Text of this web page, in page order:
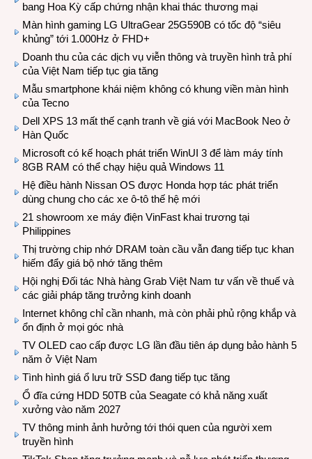
bang Hoa Kỳ cấp chứng nhận khai thác thương mại
Màn hình gaming LG UltraGear 25G590B có tốc độ “siêu
khủng” tới 1.000Hz ở FHD+
Doanh thu của các dịch vụ viễn thông và truyền hình trả phí
của Việt Nam tiếp tục gia tăng
Mẫu smartphone khái niệm không có khung viền màn hình
của Tecno
Dell XPS 13 mất thế cạnh tranh về giá với MacBook Neo ở
Hàn Quốc
Microsoft có kế hoạch phát triển WinUI 3 để làm máy tính
8GB RAM có thể chạy hiệu quả Windows 11
Hệ điều hành Nissan OS được Honda hợp tác phát triển
dùng chung cho các xe ô-tô thế hệ mới
21 showroom xe máy điện VinFast khai trương tại
Philippines
Thị trường chip nhớ DRAM toàn cầu vẫn đang tiếp tục khan
hiếm đẩy giá bộ nhớ tăng thêm
Hội nghị Đối tác Nhà hàng Grab Việt Nam tư vấn về thuế và
các giải pháp tăng trưởng kinh doanh
Internet không chỉ cần nhanh, mà còn phải phủ rộng khắp và
ổn định ở mọi góc nhà
TV OLED cao cấp được LG lần đầu tiên áp dụng bảo hành 5
năm ở Việt Nam
Tình hình giá ổ lưu trữ SSD đang tiếp tục tăng
Ổ đĩa cứng HDD 50TB của Seagate có khả năng xuất
xưởng vào năm 2027
TV thông minh ảnh hưởng tới thói quen của người xem
truyền hình